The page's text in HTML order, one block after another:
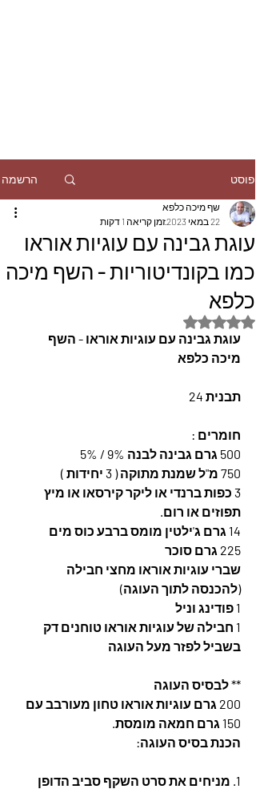
פוסט הרשמה
עוגת גבינה עם עוגיות אוראו
כמו בקונדיטוריות - השף מיכה
כלפא
שף מיכה כלפא
22 במאי 2023
זמן קריאה 1 דקות
דירוג של NaN מתוך 5 כוכבים
עוגת גבינה עם עוגיות אוראו - השף
מיכה כלפא
תבנית 24
חומרים :
500 גרם גבינה לבנה 9% / 5%
750 מ"ל שמנת מתוקה ( 3 יחידות )
3 כפות ברנדי או ליקר קירסאו או מיץ
תפוזים או רום.
14 גרם ג'ילטין מומס ברבע כוס מים
225 גרם סוכר
שברי עוגיות אוראו מחצי חבילה
(להכנסה לתוך העוגה)
1 פודינג וניל
1 חבילה של עוגיות אוראו טוחנים דק
בשביל לפזר מעל העוגה
** לבסיס העוגה
200 גרם עוגיות אוראו טחון מעורבב עם
150 גרם חמאה מומסת.
הכנת בסיס העוגה:
1. מניחים את סרט השקף סביב הדופן